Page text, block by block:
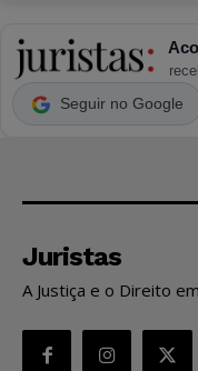
Seguir no Google
Juristas
A Justiça e o Direito